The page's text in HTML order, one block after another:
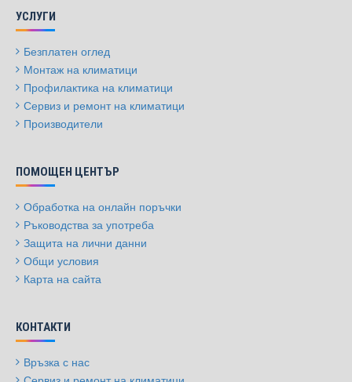
УСЛУГИ
Безплатен оглед
Монтаж на климатици
Профилактика на климатици
Сервиз и ремонт на климатици
Производители
ПОМОЩЕН ЦЕНТЪР
Обработка на онлайн поръчки
Ръководства за употреба
Защита на лични данни
Общи условия
Карта на сайта
КОНТАКТИ
Връзка с нас